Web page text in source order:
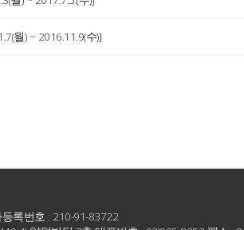
월) ~ 2016.11.9(수)]
록번호 : 210-91-83722